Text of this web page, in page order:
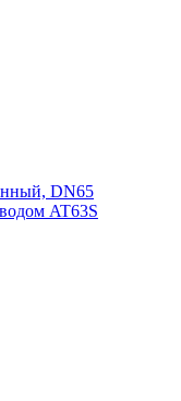
DN65
AT63S